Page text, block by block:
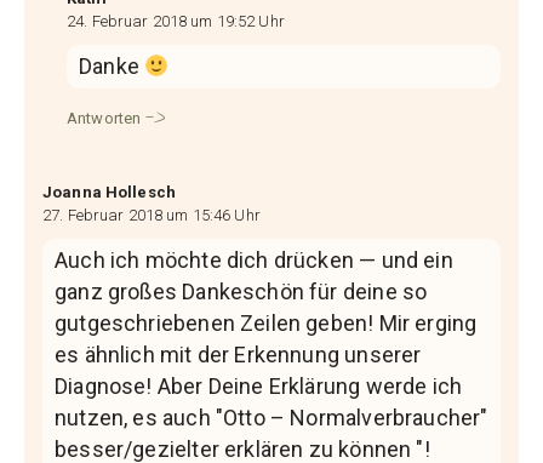
24. Februar 2018 um 19:52 Uhr
Danke
Antworten
Joanna Hollesch
27. Februar 2018 um 15:46 Uhr
Auch ich möchte dich drücken — und ein
ganz großes Dankeschön für deine so
gutgeschriebenen Zeilen geben! Mir erging
es ähnlich mit der Erkennung unserer
Diagnose! Aber Deine Erklärung werde ich
nutzen, es auch "Otto – Normalverbraucher"
besser/gezielter erklären zu können "!